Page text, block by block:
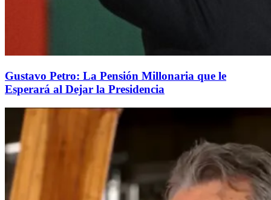
Gustavo Petro: La Pensión Millonaria que le
Esperará al Dejar la Presidencia